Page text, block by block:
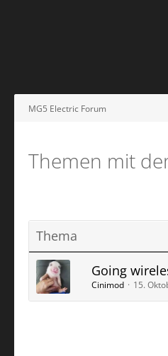
MG5 Electric Forum
Themen mit
Thema
Going
Cinimod 15.